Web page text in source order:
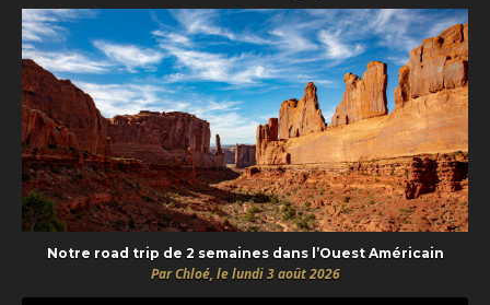
Notre road trip de 2 semaines dans l’Ouest Américain
Par Chloé, le lundi 3 août 2026